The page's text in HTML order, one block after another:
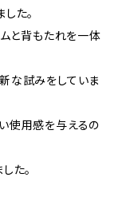
た。
と背もたれを一体
な試みをしていま
使用感を与えるの
た。